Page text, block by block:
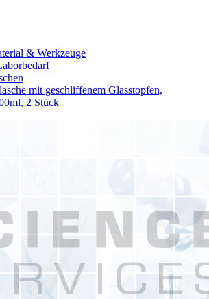
& Werkzeuge
mit geschliffenem Glasstopfen,
2 Stück